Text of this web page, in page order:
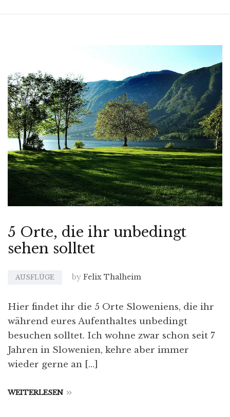
5 Orte, die ihr unbedingt
sehen solltet
AUSFLÜGE by Felix Thalheim
Hier findet ihr die 5 Orte Sloweniens, die ihr
während eures Aufenthaltes unbedingt
besuchen solltet. Ich wohne zwar schon seit 7
Jahren in Slowenien, kehre aber immer
wieder gerne an […]
WEITERLESEN